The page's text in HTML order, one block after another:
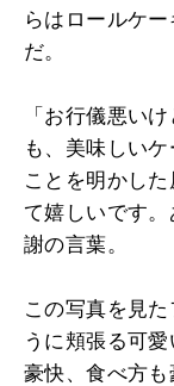
らはロールケ
だ。
「お行儀悪い
も、美味しい
ことを明かし
て嬉しいです
謝の言葉。
この写真を見
うに頬張る可
豪快、食べ方